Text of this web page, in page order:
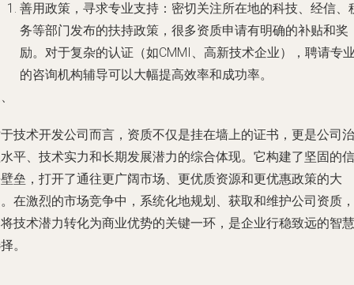
善用政策，寻求专业支持 ：密切关注所在地的科技、经信、
务等部门发布的扶持政策，很多资质申请有明确的补贴和奖
励。对于复杂的认证（如CMMI、高新技术企业），聘请专
的咨询机构辅导可以大幅提高效率和成功率。
技术开发公司而言，资质不仅是挂在墙上的证书，更是公司治
平、技术实力和长期发展潜力的综合体现。它构建了坚固的信
垒，打开了通往更广阔市场、更优质资源和更优惠政策的大
在激烈的市场竞争中，系统化地规划、获取和维护公司资质，
技术潜力转化为商业优势的关键一环，是企业行稳致远的智慧
。